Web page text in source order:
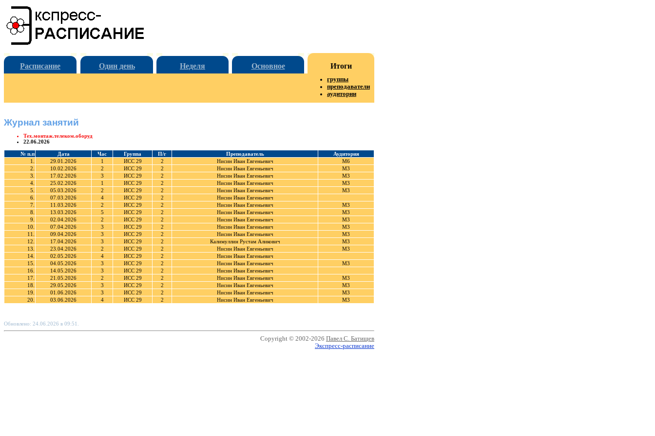
Расписание Один день Неделя Основное Итоги
группы
преподаватели
аудитории
Журнал занятий
Тех.монтаж.телеком.оборуд
22.06.2026
№ п.п Дата Час Группа П/г Преподаватель
Аудитория
1.
29.01.2026 1 ИСС 29 2 Нисин Иван Евгеньевич
М6
2.
10.02.2026 2 ИСС 29 2 Нисин Иван Евгеньевич
М3
3.
17.02.2026 3 ИСС 29 2 Нисин Иван Евгеньевич
М3
4.
25.02.2026 1 ИСС 29 2 Нисин Иван Евгеньевич
М3
5.
05.03.2026 2 ИСС 29 2 Нисин Иван Евгеньевич
М3
6.
07.03.2026 4 ИСС 29 2
Нисин Иван Евгеньевич
7.
11.03.2026 2 ИСС 29 2 Нисин Иван Евгеньевич
М3
8.
13.03.2026 5 ИСС 29 2 Нисин Иван Евгеньевич
М3
9.
02.04.2026 2 ИСС 29 2 Нисин Иван Евгеньевич
М3
10.
07.04.2026 3 ИСС 29 2 Нисин Иван Евгеньевич
М3
11.
09.04.2026 3 ИСС 29 2 Нисин Иван Евгеньевич
М3
12.
17.04.2026 3 ИСС 29 2 Калимуллин Рустам Аликович
М3
13.
23.04.2026 2 ИСС 29 2 Нисин Иван Евгеньевич
М3
14.
02.05.2026 4 ИСС 29 2
Нисин Иван Евгеньевич
15.
04.05.2026 3 ИСС 29 2 Нисин Иван Евгеньевич
М3
16.
14.05.2026 3 ИСС 29 2
Нисин Иван Евгеньевич
17.
21.05.2026 2 ИСС 29 2 Нисин Иван Евгеньевич
М3
18.
29.05.2026 3 ИСС 29 2 Нисин Иван Евгеньевич
М3
19.
01.06.2026 3 ИСС 29 2 Нисин Иван Евгеньевич
М3
20.
03.06.2026 4 ИСС 29 2 Нисин Иван Евгеньевич М3
Обновлено: 24.06.2026 в 09:51.
Copyright © 2002-2026 Павел С. Батищев
Экспресс-расписание